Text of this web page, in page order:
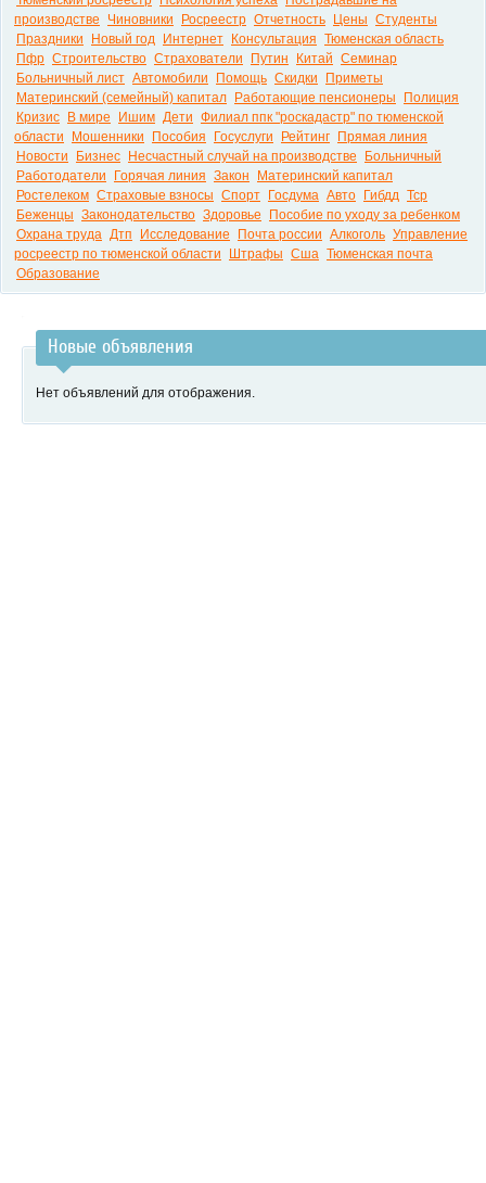
производстве
Чиновники Росреестр Отчетность Цены Студенты
Праздники
Новый год Интернет Консультация Тюменская область
Пфр Строительство Страхователи Путин Китай Семинар
Больничный лист Автомобили Помощь Скидки
Приметы
Материнский (семейный) капитал
Работающие пенсионеры
Полиция
Кризис
В мире Ишим Дети Филиал ппк "роскадастр" по тюменской
области
Мошенники Пособия Госуслуги Рейтинг
Прямая линия
Новости
Бизнес Несчастный случай на производстве
Больничный
Работодатели
Горячая линия Закон
Материнский капитал
Ростелеком Страховые взносы Спорт Госдума Авто Гибдд Тср
Беженцы Законодательство Здоровье
Пособие по уходу за ребенком
Охрана труда Дтп Исследование Почта россии Алкоголь Управление
росреестр по тюменской области
Штрафы Сша Тюменская почта
Образование
Новые объявления
Нет объявлений для отображения.